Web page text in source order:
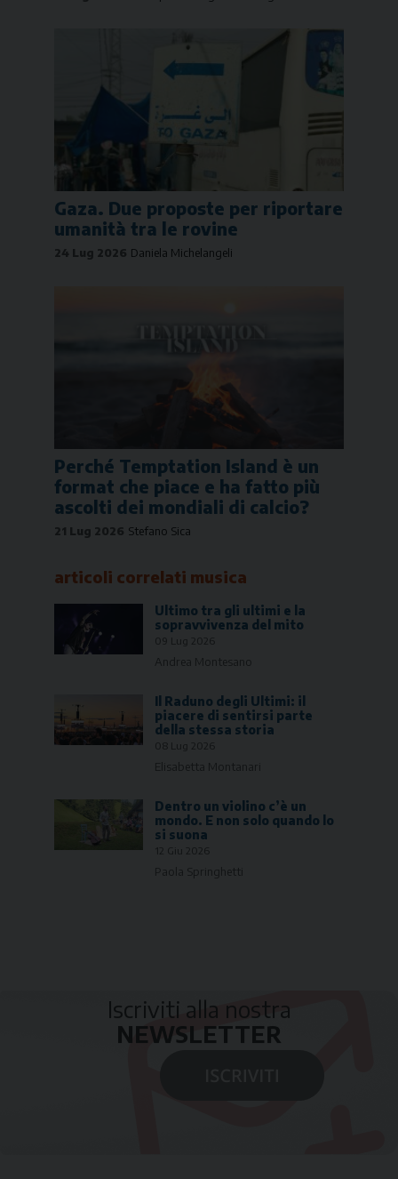
Gaza. Due proposte per riportare
umanità tra le rovine
24 Lug 2026 Daniela Michelangeli
Perché Temptation Island è un
format che piace e ha fatto più
ascolti dei mondiali di calcio?
21 Lug 2026 Stefano Sica
articoli correlati musica
Ultimo tra gli ultimi e la
sopravvivenza del mito
09 Lug 2026
Andrea Montesano
Il Raduno degli Ultimi: il
piacere di sentirsi parte
della stessa storia
08 Lug 2026
Elisabetta Montanari
Dentro un violino c’è un
mondo. E non solo quando lo
si suona
12 Giu 2026
Paola Springhetti
Iscriviti alla nostra
NEWSLETTER